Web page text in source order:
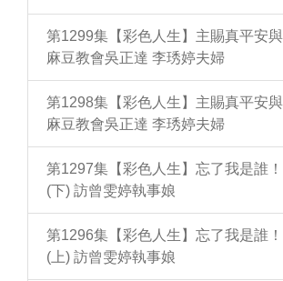
第1299集【彩色人生】主賜真平安
麻豆教會吳正達 李琇婷夫婦
第1298集【彩色人生】主賜真平安
麻豆教會吳正達 李琇婷夫婦
第1297集【彩色人生】忘了我是誰
(下) 訪曾雯婷執事娘
第1296集【彩色人生】忘了我是誰
(上) 訪曾雯婷執事娘